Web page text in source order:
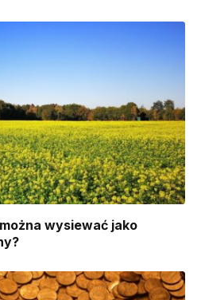
wysiewać jako